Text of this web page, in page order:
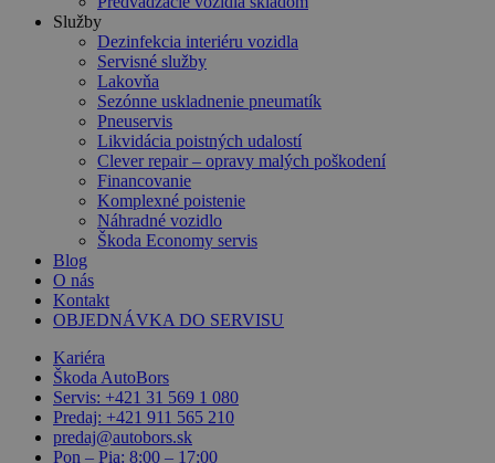
Služby
Dezinfekcia interiéru vozidla
Servisné služby
Lakovňa
Sezónne uskladnenie pneumatík
Pneuservis
Likvidácia poistných udalostí
Clever repair – opravy malých poškodení
Financovanie
Komplexné poistenie
Náhradné vozidlo
Škoda Economy servis
Blog
O nás
Kontakt
OBJEDNÁVKA DO SERVISU
Kariéra
Škoda AutoBors
Servis: +421 31 569 1 080
Predaj: +421 911 565 210
predaj@autobors.sk
Pon – Pia: 8:00 – 17:00